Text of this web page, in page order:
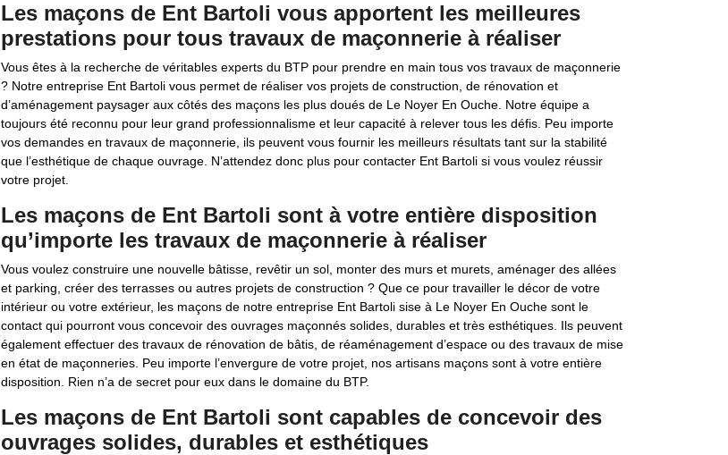
Les maçons de Ent Bartoli vous apportent les meilleures
prestations pour tous travaux de maçonnerie à réaliser
Vous êtes à la recherche de véritables experts du BTP pour prendre en main tous vos travaux de maçonnerie
? Notre entreprise Ent Bartoli vous permet de réaliser vos projets de construction, de rénovation et
d’aménagement paysager aux côtés des maçons les plus doués de Le Noyer En Ouche. Notre équipe a
toujours été reconnu pour leur grand professionnalisme et leur capacité à relever tous les défis. Peu importe
vos demandes en travaux de maçonnerie, ils peuvent vous fournir les meilleurs résultats tant sur la stabilité
que l’esthétique de chaque ouvrage. N’attendez donc plus pour contacter Ent Bartoli si vous voulez réussir
votre projet.
Les maçons de Ent Bartoli sont à votre entière disposition
qu’importe les travaux de maçonnerie à réaliser
Vous voulez construire une nouvelle bâtisse, revêtir un sol, monter des murs et murets, aménager des allées
et parking, créer des terrasses ou autres projets de construction ? Que ce pour travailler le décor de votre
intérieur ou votre extérieur, les maçons de notre entreprise Ent Bartoli sise à Le Noyer En Ouche sont le
contact qui pourront vous concevoir des ouvrages maçonnés solides, durables et très esthétiques. Ils peuvent
également effectuer des travaux de rénovation de bâtis, de réaménagement d’espace ou des travaux de mise
en état de maçonneries. Peu importe l’envergure de votre projet, nos artisans maçons sont à votre entière
disposition. Rien n’a de secret pour eux dans le domaine du BTP.
Les maçons de Ent Bartoli sont capables de concevoir des
ouvrages solides, durables et esthétiques